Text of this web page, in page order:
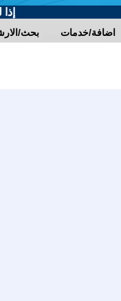
بحث/ اضافة/خدمات